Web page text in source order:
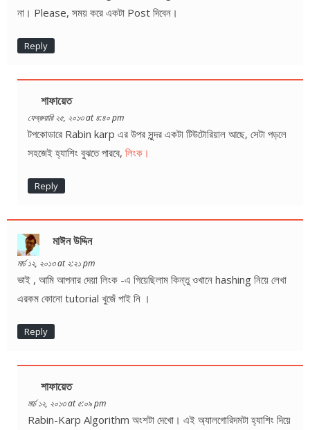
না। Please, সময় করে একটা Post দিবেন।
Reply
শাফায়েত
ফেব্রুয়ারি ২৫, ২০১৩ at ৪:৪০ pm
টপকোডারে Rabin karp এর উপর সুন্দর একটা টিউটোরিয়াল আছে, সেটা পড়লে
সহজেই হ্যাশিং বুঝতে পারবে, লিংক।
Reply
মাঈন উদ্দিন
মার্চ ১২, ২০১৩ at ২:২১ pm
ভাই , আমি আপনার দেয়া লিংক -এ গিয়েছিলাম কিন্তু ওখানে hashing নিয়ে লেখা
এরকম কোনো tutorial খুজেঁ পাই নি ।
Reply
শাফায়েত
মার্চ ১২, ২০১৩ at ৫:০৯ pm
Rabin-Karp Algorithm অংশটা দেখো। এই অ্যালগোরিদমটা হ্যাশিং দিয়ে